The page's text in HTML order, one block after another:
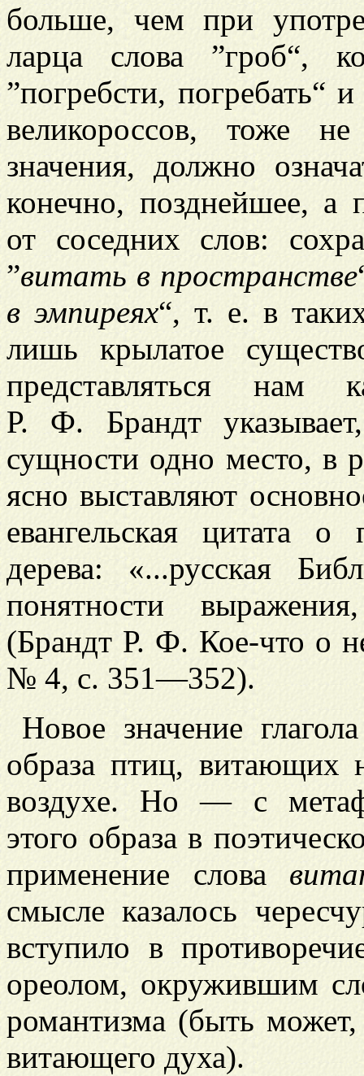
больше, чем при
ларца слова ”гроб“,
”погребсти, погребать“
великороссов, тоже
значения, должно
конечно, позднейшее, а
от соседних слов:
”витать в пространстве
в эмпиреях“, т. е. в
лишь крылатое
представляться нам
Р. Ф. Брандт
сущности одно место, в
ясно выставляют
евангельская цитата
дерева: «...русская
понятности
(Брандт Р. Ф. Кое-что о
№ 4, с. 351—352).
Новое значение
образа птиц, витающих
воздухе. Но — с
этого образа в
применение слова
смысле казалось
вступило в
ореолом, окружившим
романтизма (быть
витающего духа).